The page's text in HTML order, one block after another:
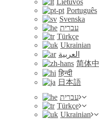
Lietuvos
Português
Svenska
עברית
Türkçe
Ukrainian
العربية
简体
हिन्दी
日本語
עברית
Türkçe
Ukrainian